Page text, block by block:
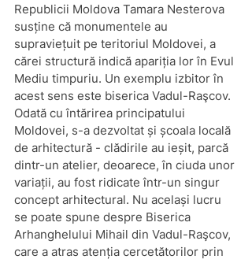
Republicii Moldova Tamara Nesterova
susține că monumentele au
supraviețuit pe teritoriul Moldovei, a
cărei structură indică apariția lor în Evul
Mediu timpuriu. Un exemplu izbitor în
acest sens este biserica Vadul-Raşcov.
Odată cu întărirea principatului
Moldovei, s-a dezvoltat și școala locală
de arhitectură - clădirile au ieșit, parcă
dintr-un atelier, deoarece, în ciuda unor
variații, au fost ridicate într-un singur
concept arhitectural. Nu același lucru
se poate spune despre Biserica
Arhanghelului Mihail din Vadul-Raşcov,
care a atras atenția cercetătorilor prin